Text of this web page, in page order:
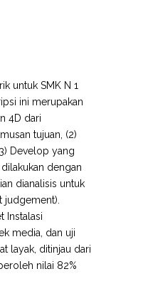
untuk SMK N 1
ini merupakan
4D dari
tujuan, (2)
Develop yang
dengan
dianalisis untuk
judgement).
Instalasi
media, dan uji
layak, ditinjau dari
nilai 82%